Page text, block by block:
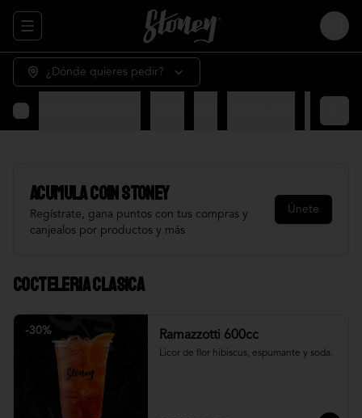
Abrir menu de navegación Login
¿Dónde quieres pedir?
AcumulaCOIN STONEY
Regístrate, gana puntos con tus compras y
canjealos por productos y más
Únete
Cocteleria Clasica
-30% Ramazzotti 600cc
Licor de flor hibiscus, espumante y soda.